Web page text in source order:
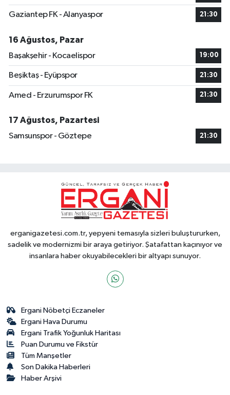
Gaziantep FK - Alanyaspor 21:30
16 Ağustos, Pazar
Başakşehir - Kocaelispor
19:00
Beşiktaş - Eyüpspor 21:30
Amed - Erzurumspor FK 21:30
17 Ağustos, Pazartesi
Samsunspor - Göztepe
21:30
erganigazetesi.com.tr, yepyeni temasıyla sizleri buluştururken,
sadelik ve modernizmi bir araya getiriyor. Şatafattan kaçınıyor ve
insanlara haber okuyabilecekleri bir altyapı sunuyor.
Ergani Nöbetçi Eczaneler
Ergani Hava Durumu
Ergani Trafik Yoğunluk Haritası
Puan Durumu ve Fikstür
Tüm Manşetler
Son Dakika Haberleri
Haber Arşivi